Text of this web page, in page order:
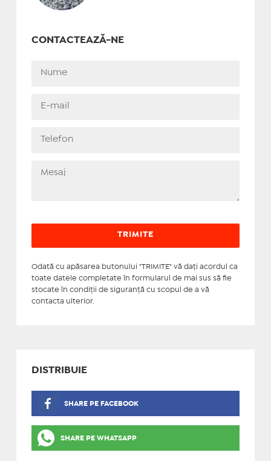
CONTACTEAZĂ-NE
Odată cu apăsarea butonului "TRIMITE" vă daţi acordul ca
toate datele completate în formularul de mai sus să fie
stocate în condiţii de siguranţă cu scopul de a vă
contacta ulterior.
DISTRIBUIE
SHARE PE FACEBOOK
SHARE PE WHATSAPP